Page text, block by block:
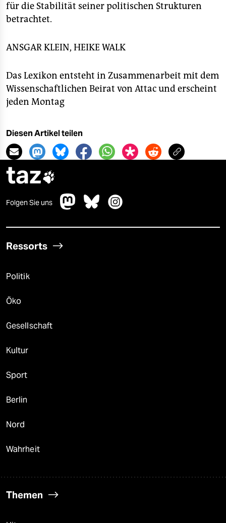
für die Stabilität seiner politischen Strukturen
betrachtet.
ANSGAR KLEIN, HEIKE WALK
Das Lexikon entsteht in Zusammenarbeit mit dem
Wissenschaftlichen Beirat von Attac und erscheint
jeden Montag
Diesen Artikel teilen
taz
Folgen Sie uns
Ressorts
Politik
Öko
Gesellschaft
Kultur
Sport
Berlin
Nord
Wahrheit
Themen